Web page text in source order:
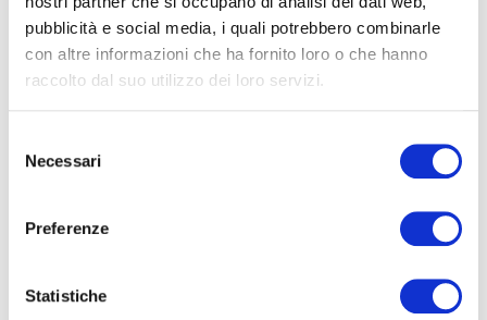
pubblicità e social media, i quali potrebbero combinarle
con altre informazioni che ha fornito loro o che hanno
raccolto dal suo utilizzo dei loro servizi.
delNecessari
Preferenze
Statistiche
pianeti.
DURATA: 60 minuti